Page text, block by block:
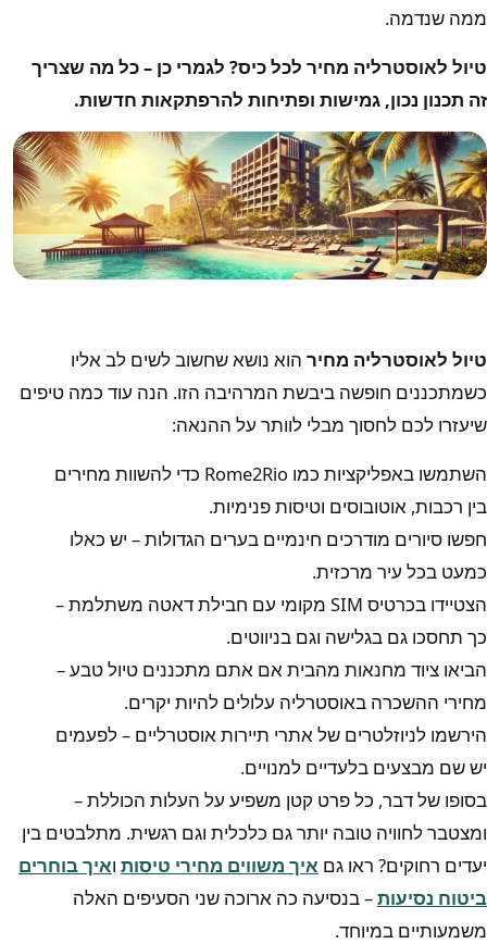
ממה שנדמה.
טיול לאוסטרליה מחיר לכל כיס? לגמרי כן – כל מה שצריך
זה תכנון נכון, גמישות ופתיחות להרפתקאות חדשות.
טיול לאוסטרליה מחיר הוא נושא שחשוב לשים לב אליו
כשמתכננים חופשה ביבשת המרהיבה הזו. הנה עוד כמה טיפים
שיעזרו לכם לחסוך מבלי לוותר על ההנאה:
השתמשו באפליקציות כמו Rome2Rio כדי להשוות מחירים
בין רכבות, אוטובוסים וטיסות פנימיות.
חפשו סיורים מודרכים חינמיים בערים הגדולות – יש כאלו
כמעט בכל עיר מרכזית.
הצטיידו בכרטיס SIM מקומי עם חבילת דאטה משתלמת –
כך תחסכו גם בגלישה וגם בניווטים.
הביאו ציוד מחנאות מהבית אם אתם מתכננים טיול טבע –
מחירי ההשכרה באוסטרליה עלולים להיות יקרים.
הירשמו לניוזלטרים של אתרי תיירות אוסטרליים – לפעמים
יש שם מבצעים בלעדיים למנויים.
בסופו של דבר, כל פרט קטן משפיע על העלות הכוללת –
ומצטבר לחוויה טובה יותר גם כלכלית וגם רגשית. מתלבטים בין
יעדים רחוקים? ראו גם איך משווים מחירי טיסות ואיך בוחרים
ביטוח נסיעות– בנסיעה כה ארוכה שני הסעיפים האלה
משמעותיים במיוחד.